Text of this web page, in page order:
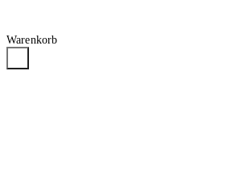
Warenkorb